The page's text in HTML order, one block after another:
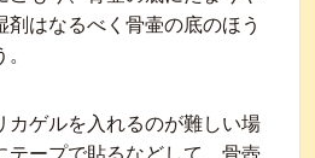
剤はなるべく骨壷の底のほう
カゲルを入れるのが難しい場
テープで貼るなどして、骨壺